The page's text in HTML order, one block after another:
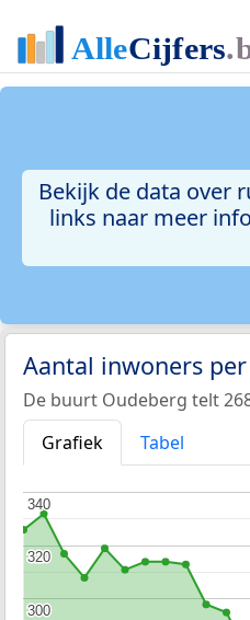
Bekijk de data over
links naar meer
Aantal inwoners
De buurt Oudeberg telt
Grafiek
Tabel
300
300
320
320
340
340